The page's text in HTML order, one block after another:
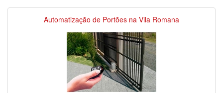
Automatização de Portões na Vila Romana